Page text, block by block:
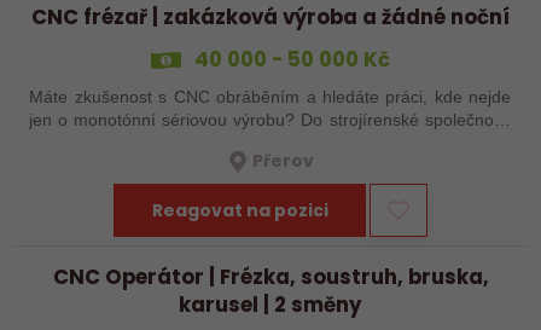
CNC frézař | zakázková výroba a žádné noční
40 000 - 50 000 Kč
Máte zkušenost s CNC obráběním a hledáte práci, kde nejde
jen o monotónní sériovou výrobu? Do strojírenské společnosti
Přerov
Reagovat na pozici
CNC Operátor | Frézka, soustruh, bruska,
karusel | 2 směny